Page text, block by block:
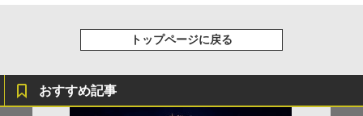
トップページに戻る
おすすめ記事